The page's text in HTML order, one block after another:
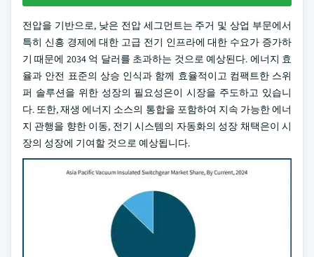
전압을 기반으로, 낮은 전압 세그먼트는 주거 및 상업 부문에서
특히 신흥 경제에 대한 고급 전기 인프라에 대한 수요가 증가하
기 때문에 2034 억 달러를 초과하는 것으로 예상된다. 에너지 효
율과 안전 표준의 상승 인식과 함께 효율적이고 컴팩트한 스위
퍼 솔루션을 위한 성장의 필요성은이 시장을 주도하고 있습니
다. 또한, 재생 에너지 소스의 통합을 포함하여 지속 가능한 에너
지 관행을 향한 이동, 전기 시스템의 자동화의 성장 채택은이 시
장의 성장에 기여할 것으로 예상됩니다.